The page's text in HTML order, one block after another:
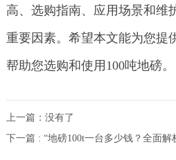
高、选购指南、应用场景和维
重要因素。希望本文能为您提
帮助您选购和使用100吨地磅。
上一篇：没有了
下一篇 : “地磅100t一台多少钱？全面